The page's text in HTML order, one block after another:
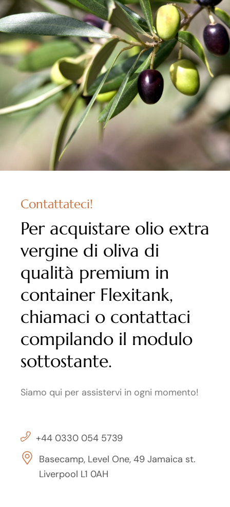
Contattateci!
Per acquistare olio extra
vergine di oliva di
qualità premium in
container Flexitank,
chiamaci o contattaci
compilando il modulo
sottostante.
Siamo qui per assistervi in ogni momento!
+44 0330 054 5739
Basecamp, Level One, 49 Jamaica st.
Liverpool L1 0AH